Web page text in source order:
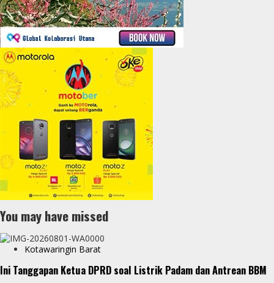
You may have missed
Kotawaringin Barat
Ini Tanggapan Ketua DPRD soal Listrik Padam dan Antrean BBM